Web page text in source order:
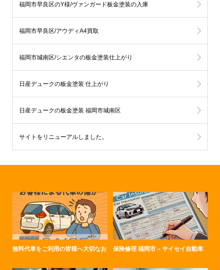
福岡市早良区のY様/ヴァンガード板金塗装の入庫
福岡市早良区/アウディA4買取
福岡市城南区/シエンタの板金塗装仕上がり
日産デュークの板金塗装 仕上がり
日産デュークの板金塗装 福岡市城南区
サイトをリニューアルしました。
無料代車をご利用の皆様へ大切なお 保険修理 福岡市 – サイセイ自動車